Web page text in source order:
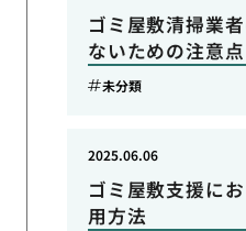
ゴミ屋敷清掃業
ないための注意点
未分類
ゴミ屋敷支援に
用方法
2025.06.06